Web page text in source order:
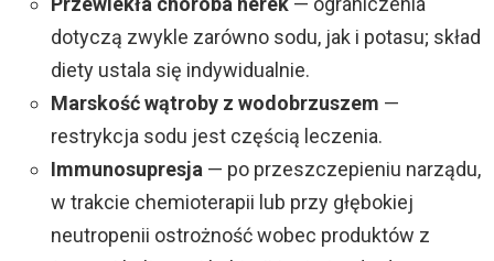
dotyczą zwykle zarówno sodu, jak i potasu; skład
diety ustala się indywidualnie.
Marskość wątroby z wodobrzuszem —
restrykcja sodu jest częścią leczenia.
Immunosupresja — po przeszczepieniu narządu,
w trakcie chemioterapii lub przy głębokiej
neutropenii ostrożność wobec produktów z